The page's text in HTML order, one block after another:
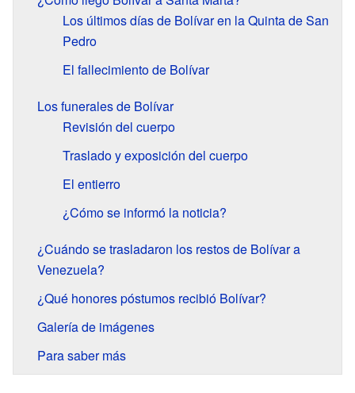
Los últimos días de Bolívar en la Quinta de San
Pedro
El fallecimiento de Bolívar
Los funerales de Bolívar
Revisión del cuerpo
Traslado y exposición del cuerpo
El entierro
¿Cómo se informó la noticia?
¿Cuándo se trasladaron los restos de Bolívar a
Venezuela?
¿Qué honores póstumos recibió Bolívar?
Galería de imágenes
Para saber más